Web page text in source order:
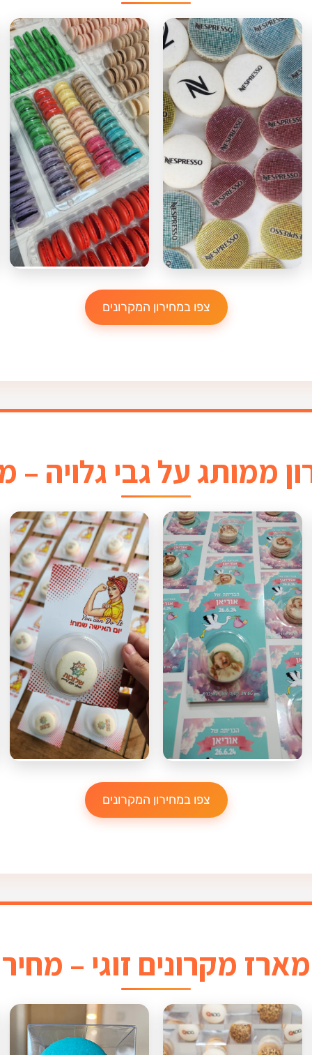
צפו במחירון המקרונים
ממותג על גבי גלויה –
צפו במחירון המקרונים
מארז מקרונים זוגי – מחיר